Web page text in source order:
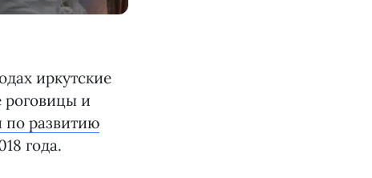
иркутские
роговицы и
по развитию
года.